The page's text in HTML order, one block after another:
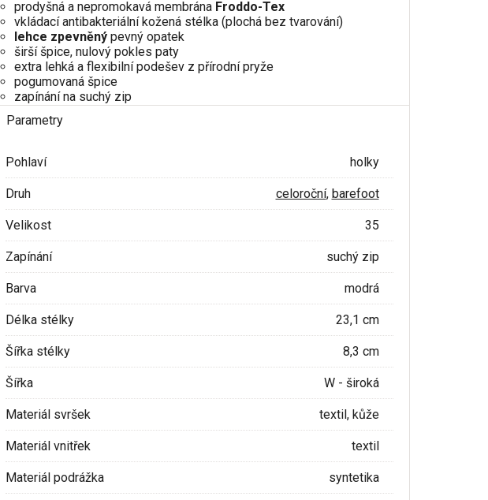
prodyšná a nepromokavá membrána Froddo-Tex
vkládací antibakteriální kožená stélka (plochá bez tvarování)
lehce zpevněný pevný opatek
širší špice, nulový pokles paty
extra lehká a flexibilní podešev z přírodní pryže
pogumovaná špice
zapínání na suchý zip
Parametry
Pohlaví holky
Druh celoroční, barefoot
Velikost 35
Zapínání suchý zip
Barva modrá
Délka stélky 23,1 cm
Šířka stélky 8,3 cm
Šířka W - široká
Materiál svršek textil, kůže
Materiál vnitřek textil
Materiál podrážka syntetika